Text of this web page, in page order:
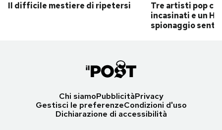
Il difficile mestiere di ripetersi
Tre artisti pop
incasinati e un
spionaggio
Chi siamoPubblicitàPrivacy
Gestisci le preferenzeCondizioni d'uso
Dichiarazione di accessibilità